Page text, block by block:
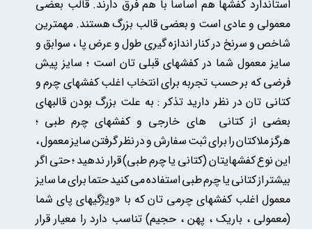
استاندارد کفشها هم اساسا با هم فرق دارند. قالب بعضی
معمولی و عادی است و بعضی قالب بزرگ هستند. مهمترین
شاخص و سرنخ در کنار اندازه گیری طول و عرض پا ، سوابق و
سایز معمول شما در کفشهای قبلی تان است ؛ سایز پیش
فرضی که بر حسب تجربه برای انتخاب اغلب کفشهای چرم و
کتانی تان در نظر دارید تذکر : به علت بزرگ بودن قالبهای
بعضی از کتانی های خارجی و کفشهای چرم طبی ؛
هرگز ملاکتان را برای ثبت سفارش و در نظر گرفتن سایز معمول ،
این نوع کفشهایتان (کتانی یا چرم طبی) قرار ندهید ؛ حتی اگر
بیشتر از کتانی یا چرم طبی استفاده می کنید حتما برای ما سایز
معمول اغلب کفشهای چرمی تانکه با «ویژگیهای پای شما
(معمولی ، باریک ، پهن ، حجیم) تناسب دارد را معیار قرار